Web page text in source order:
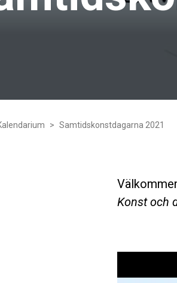
Samtidskonstdagarna 2021
Konst och